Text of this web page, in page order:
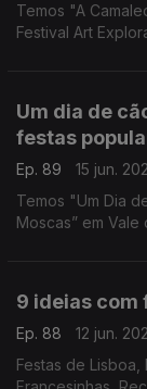
Temos "A
Festival Art
Um dia de
festas
Ep. 89
15 jun.
Temos "Um Dia
Moscas” em Vale
9 ideias com
Ep. 88
12 jun.
Festas de Lisboa,